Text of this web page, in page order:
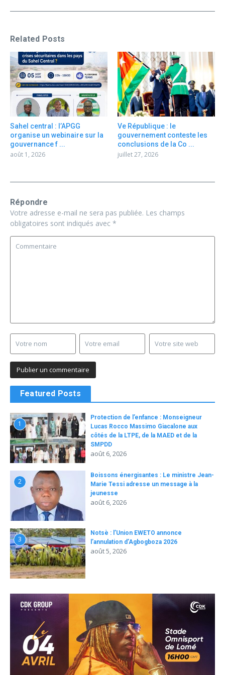
Related Posts
Sahel central : l’APGG
organise un webinaire sur la
gouvernance f ...
août 1, 2026
Ve République : le
gouvernement conteste les
conclusions de la Co ...
juillet 27, 2026
Répondre
Votre adresse e-mail ne sera pas publiée. Les champs
obligatoires sont indiqués avec *
Featured Posts
1
Protection de l’enfance : Monseigneur
Lucas Rocco Massimo Giacalone aux
côtés de la LTPE, de la MAED et de la
SMPDD
août 6, 2026
2
Boissons énergisantes : Le ministre Jean-
Marie Tessi adresse un message à la
jeunesse
août 6, 2026
3
Notsè : l’Union EWETO annonce
l’annulation d’Agbogboza 2026
août 5, 2026